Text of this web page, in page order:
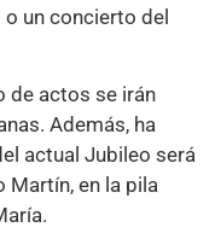
o un concierto del
de actos se irán
Además, ha
actual Jubileo será
Martín, en la pila